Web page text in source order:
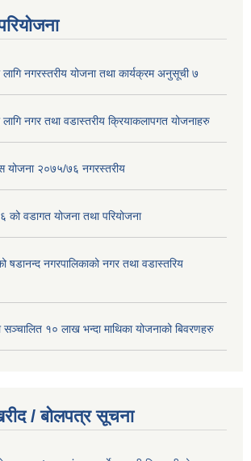
नगरस्तरीय योजना तथा कार्यक्रम अनुसूची ७
नगर तथा वडास्तरीय क्रियाकलापगत योजनाहरु
योजना २०७५/७६ नगरस्तरीय
को वडागत योजना तथा परियोजना
नगरपालिकाको नगर तथा वडास्तरिय
१० लाख भन्दा माथिका योजनाको बिवरणहरु
/ बोलपत्र सूचना